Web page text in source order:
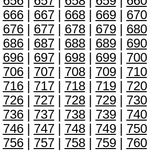
666| 667| 668| 669| 670|
676| 677| 678| 679| 680|
686| 687| 688| 689| 690|
696| 697| 698| 699| 700|
706| 707| 708| 709| 710|
716| 717| 718| 719| 720|
726| 727| 728| 729| 730|
736| 737| 738| 739| 740|
746| 747| 748| 749| 750|
756| 757| 758| 759| 760|